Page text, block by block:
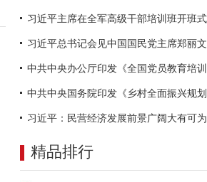
习近平总书记会见中国国民党主席郑丽文
精品排行